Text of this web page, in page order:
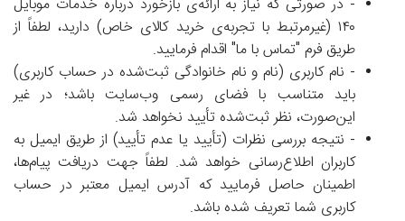
- در صورتی که نیاز به ارائه‌ی بازخورد درباره خدمات موبایل
۱۴۰ (غیرمرتبط با تجربه‌ی خرید کالای خاص) دارید، لطفاً از
طریق فرم "تماس با ما" اقدام فرمایید.
- نام کاربری (نام و نام خانوادگی ثبت‌شده در حساب کاربری)
باید متناسب با فضای رسمی وب‌سایت باشد؛ در غیر
این‌صورت، نظر ثبت‌شده تأیید نخواهد شد.
- نتیجه بررسی نظرات (تأیید یا عدم تأیید) از طریق ایمیل به
کاربران اطلاع‌رسانی خواهد شد. لطفاً جهت دریافت پیام‌ها،
اطمینان حاصل فرمایید که آدرس ایمیل معتبر در حساب
کاربری شما تعریف شده باشد.